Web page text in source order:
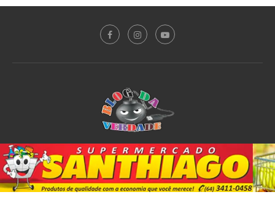
Sobre o Blog Notícias Plantão Policial Acidente
Política
Esporte
@2020 - All Right Reserved. Designed and Developed byPortalDev